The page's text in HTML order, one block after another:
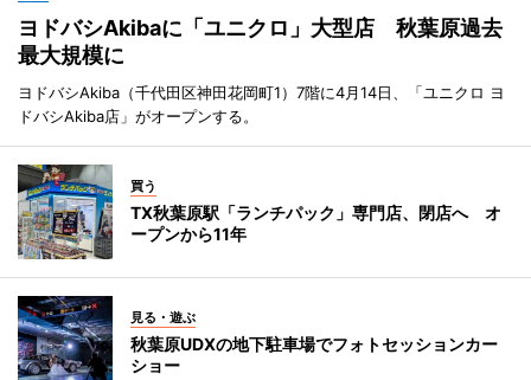
ヨドバシAkibaに「ユニクロ」大型店 秋葉原過去
最大規模に
ヨドバシAkiba（千代田区神田花岡町1）7階に4月14日、「ユニクロ ヨ
ドバシAkiba店」がオープンする。
買う
TX秋葉原駅「ランチパック」専門店、閉店へ オ
ープンから11年
見る・遊ぶ
秋葉原UDXの地下駐車場でフォトセッションカー
ショー